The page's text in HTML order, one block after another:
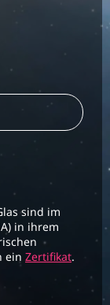
sind im
in ihrem
ein Zertifikat.